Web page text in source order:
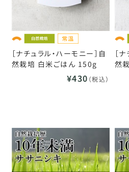
［ナチュラル・ハーモニー］自
然栽培 白米ごはん 150g
¥430 （税込）
［
然